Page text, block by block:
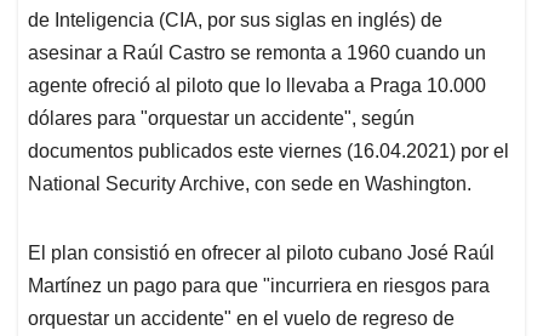
de Inteligencia (CIA, por sus siglas en inglés) de
asesinar a Raúl Castro se remonta a 1960 cuando un
agente ofreció al piloto que lo llevaba a Praga 10.000
dólares para "orquestar un accidente", según
documentos publicados este viernes (16.04.2021) por el
National Security Archive, con sede en Washington.
El plan consistió en ofrecer al piloto cubano José Raúl
Martínez un pago para que "incurriera en riesgos para
orquestar un accidente" en el vuelo de regreso de